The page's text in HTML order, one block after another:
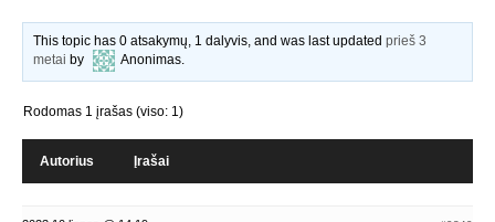
This topic has 0 atsakymų, 1 dalyvis, and was last updatedprieš 3
metai by Anonimas.
Rodomas 1 įrašas (viso: 1)
Autorius Įrašai